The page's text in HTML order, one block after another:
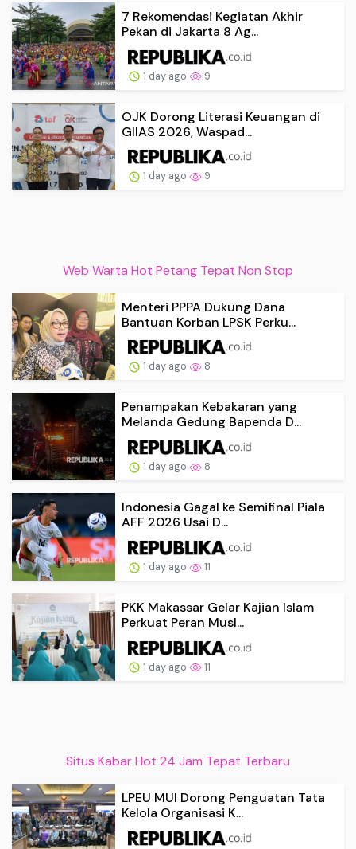
7 Rekomendasi Kegiatan Akhir
Pekan di Jakarta 8 Ag...
1 day ago 9
OJK Dorong Literasi Keuangan di
GIIAS 2026, Waspad...
1 day ago 9
Web Warta Hot Petang Tepat Non Stop
Menteri PPPA Dukung Dana
Bantuan Korban LPSK Perku...
1 day ago 8
Penampakan Kebakaran yang
Melanda Gedung Bapenda D...
1 day ago 8
Indonesia Gagal ke Semifinal Piala
AFF 2026 Usai D...
1 day ago 11
PKK Makassar Gelar Kajian Islam
Perkuat Peran Musl...
1 day ago 11
Situs Kabar Hot 24 Jam Tepat Terbaru
LPEU MUI Dorong Penguatan Tata
Kelola Organisasi K...